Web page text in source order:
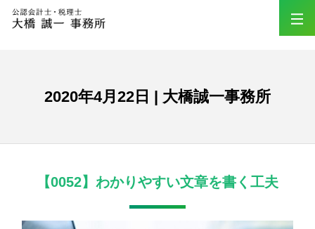
2020年4月22日 | 大橋誠一事務所
【0052】わかりやすい文章を書く工夫